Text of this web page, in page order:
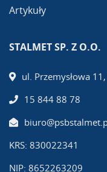
Artykuły
STALMET SP. Z O.O.
ul. Przemysłowa
15 844 88 78
KRS: 830022341
NIP: 8652263209